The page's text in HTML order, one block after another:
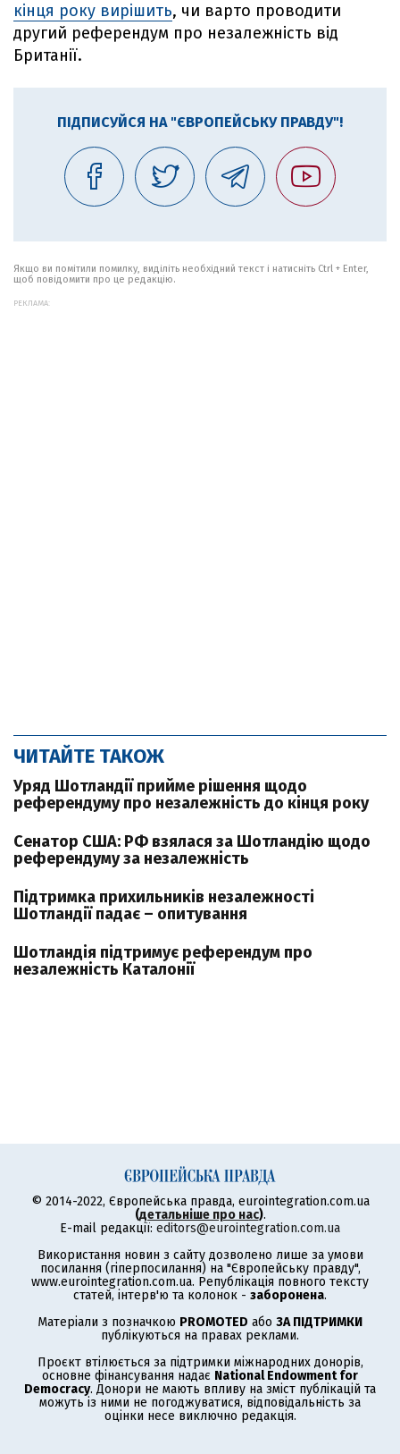
кінця року вирішить, чи варто проводити
другий референдум про незалежність від
Британії.
ПІДПИСУЙСЯ НА "ЄВРОПЕЙСЬКУ ПРАВДУ"!
Якщо ви помітили помилку, виділіть необхідний текст і натисніть Ctrl + Enter,
щоб повідомити про це редакцію.
РЕКЛАМА:
ЧИТАЙТЕ ТАКОЖ
Уряд Шотландії прийме рішення щодо
референдуму про незалежність до кінця року
Сенатор США: РФ взялася за Шотландію щодо
референдуму за незалежність
Підтримка прихильників незалежності
Шотландії падає – опитування
Шотландія підтримує референдум про
незалежність Каталонії
© 2014-2022, Європейська правда, eurointegration.com.ua
(детальніше про нас).
E-mail редакції: editors@eurointegration.com.ua
Використання новин з сайту дозволено лише за умови
посилання (гіперпосилання) на "Європейську правду",
www.eurointegration.com.ua. Републікація повного тексту
статей, інтерв'ю та колонок - заборонена.
Матеріали з позначкою PROMOTED або ЗА ПІДТРИМКИ
публікуються на правах реклами.
Проєкт втілюється за підтримки міжнародних донорів,
основне фінансування надає National Endowment for
Democracy. Донори не мають впливу на зміст публікацій та
можуть із ними не погоджуватися, відповідальність за
оцінки несе виключно редакція.